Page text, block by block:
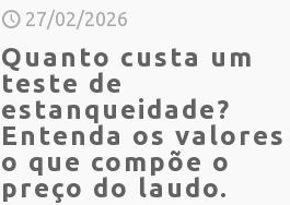
27/02/2026
Quanto custa um
teste de
estanqueidade?
Entenda os valores
o que compõe o
preço do laudo.